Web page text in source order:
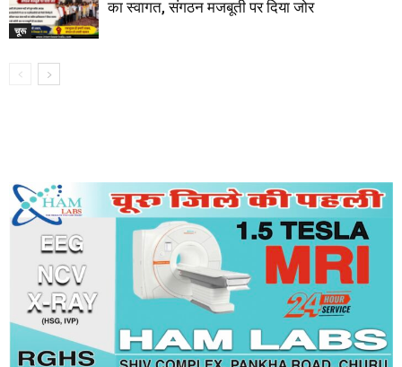
चूरू
का स्वागत, संगठन मजबूती पर दिया जोर